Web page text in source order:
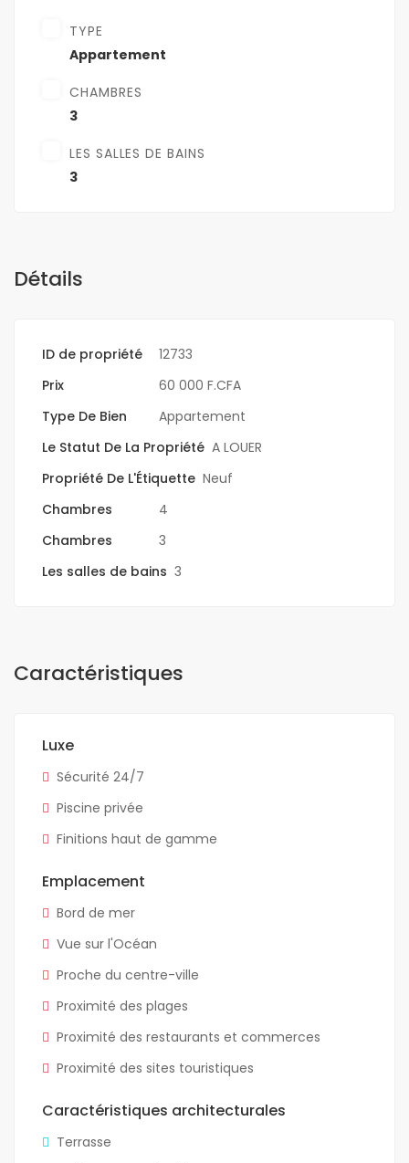
TYPE
Appartement
CHAMBRES
3
LES SALLES DE BAINS
3
Détails
ID de propriété
12733
Prix
60 000 F.CFA
Type De Bien
Appartement
Le Statut De La Propriété A LOUER
Propriété De L'Étiquette Neuf
Chambres
4
Chambres
3
Les salles de bains 3
Caractéristiques
Luxe
Sécurité 24/7
Piscine privée
Finitions haut de gamme
Emplacement
Bord de mer
Vue sur l'Océan
Proche du centre-ville
Proximité des plages
Proximité des restaurants et commerces
Proximité des sites touristiques
Caractéristiques architecturales
Terrasse